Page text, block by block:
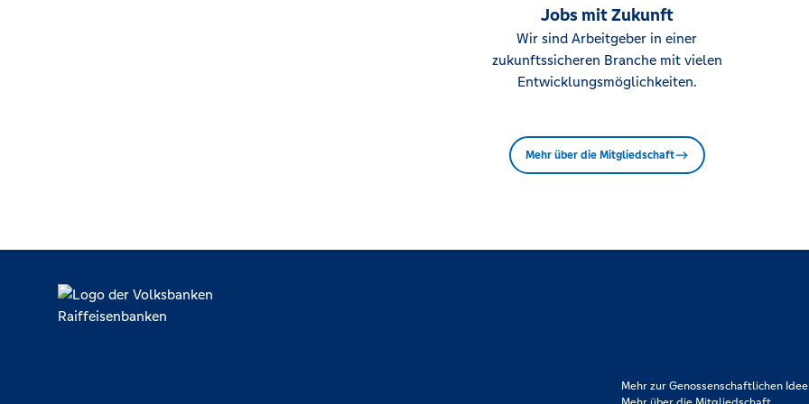
Jobs mit Zukunft
Wir sind Arbeitgeber in einer
zukunftssicheren Branche mit vielen
Entwicklungsmöglichkeiten.
Mehr über die Mitgliedschaft
Mehr zur Genossenschaftlichen Idee